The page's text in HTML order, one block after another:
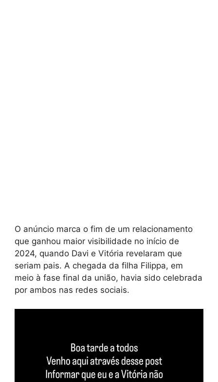
O anúncio marca o fim de um relacionamento
que ganhou maior visibilidade no início de
2024, quando Davi e Vitória revelaram que
seriam pais. A chegada da filha Filippa, em
meio à fase final da união, havia sido celebrada
por ambos nas redes sociais.